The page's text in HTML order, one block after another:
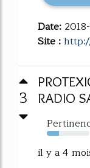
Date:
Site :
3
RADIO
28%
il y a 4